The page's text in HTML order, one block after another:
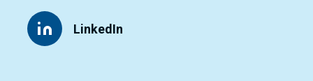
LinkedIn